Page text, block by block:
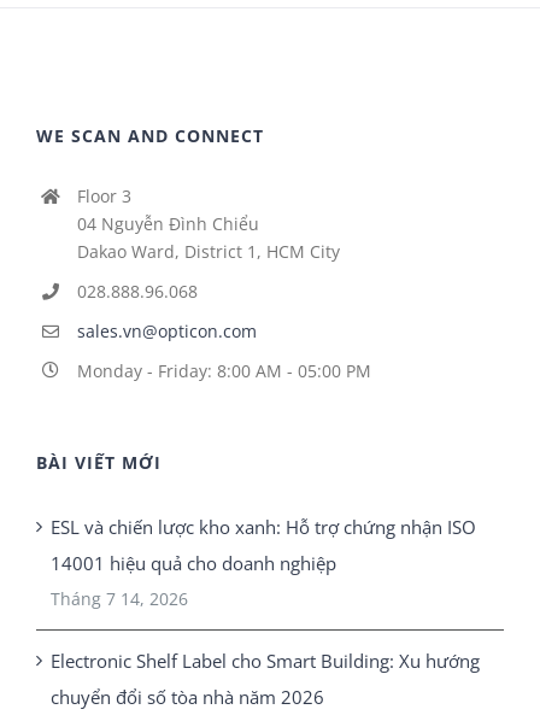
WE SCAN AND CONNECT
Floor 3
04 Nguyễn Đình Chiểu
Dakao Ward, District 1, HCM City
028.888.96.068
sales.vn@opticon.com
Monday - Friday: 8:00 AM - 05:00 PM
BÀI VIẾT MỚI
ESL và chiến lược kho xanh: Hỗ trợ chứng nhận ISO
14001 hiệu quả cho doanh nghiệp
Tháng 7 14, 2026
Electronic Shelf Label cho Smart Building: Xu hướng
chuyển đổi số tòa nhà năm 2026